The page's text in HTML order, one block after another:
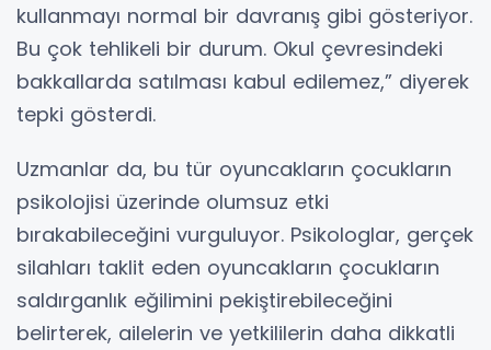
kullanmayı normal bir davranış gibi gösteriyor.
Bu çok tehlikeli bir durum. Okul çevresindeki
bakkallarda satılması kabul edilemez,” diyerek
tepki gösterdi.
Uzmanlar da, bu tür oyuncakların çocukların
psikolojisi üzerinde olumsuz etki
bırakabileceğini vurguluyor. Psikologlar, gerçek
silahları taklit eden oyuncakların çocukların
saldırganlık eğilimini pekiştirebileceğini
belirterek, ailelerin ve yetkililerin daha dikkatli